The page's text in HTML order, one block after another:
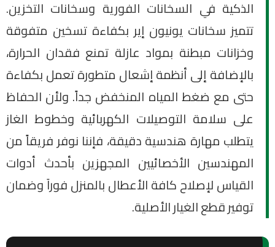
الذكية في السخانات الفورية وسخانات التخزين.
تتميز سخانات يونيون إير بكفاءة تسخين متفوقة
وخزانات مبطنة بمواد عازلة تمنع فقدان الحرارة،
بالإضافة إلى أنظمة إشعال متطورة تعمل بكفاءة
حتى مع ضغط المياه المنخفض جداً. ولأن الحفاظ
على سلامة التوصيلات الكهربائية وخطوط الغاز
يتطلب مهارة هندسية دقيقة، فإننا نوفر فريقاً من
المهندسين الأخصائيين المجهزين بأحدث أدوات
القياس لإصلاح كافة الأعطال بالمنزل فوراَ وضمان
توفير قطع الغيار الأصلية.